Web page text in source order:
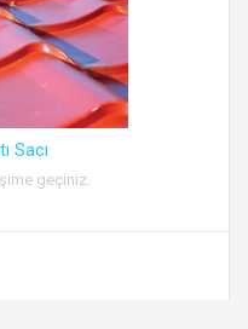
Sacı
geçiniz.